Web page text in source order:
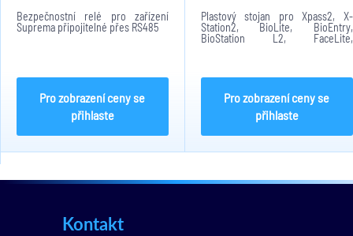
Bezpečnostní relé pro zařízení
Suprema připojitelné přes RS485
Pro zobrazení ceny se
přihlaste
Plastový stojan pro Xpass2, X-
Station2, BioLite, BioEntry,
BioStation L2, FaceLite,
Pro zobrazení ceny se
přihlaste
Kontakt